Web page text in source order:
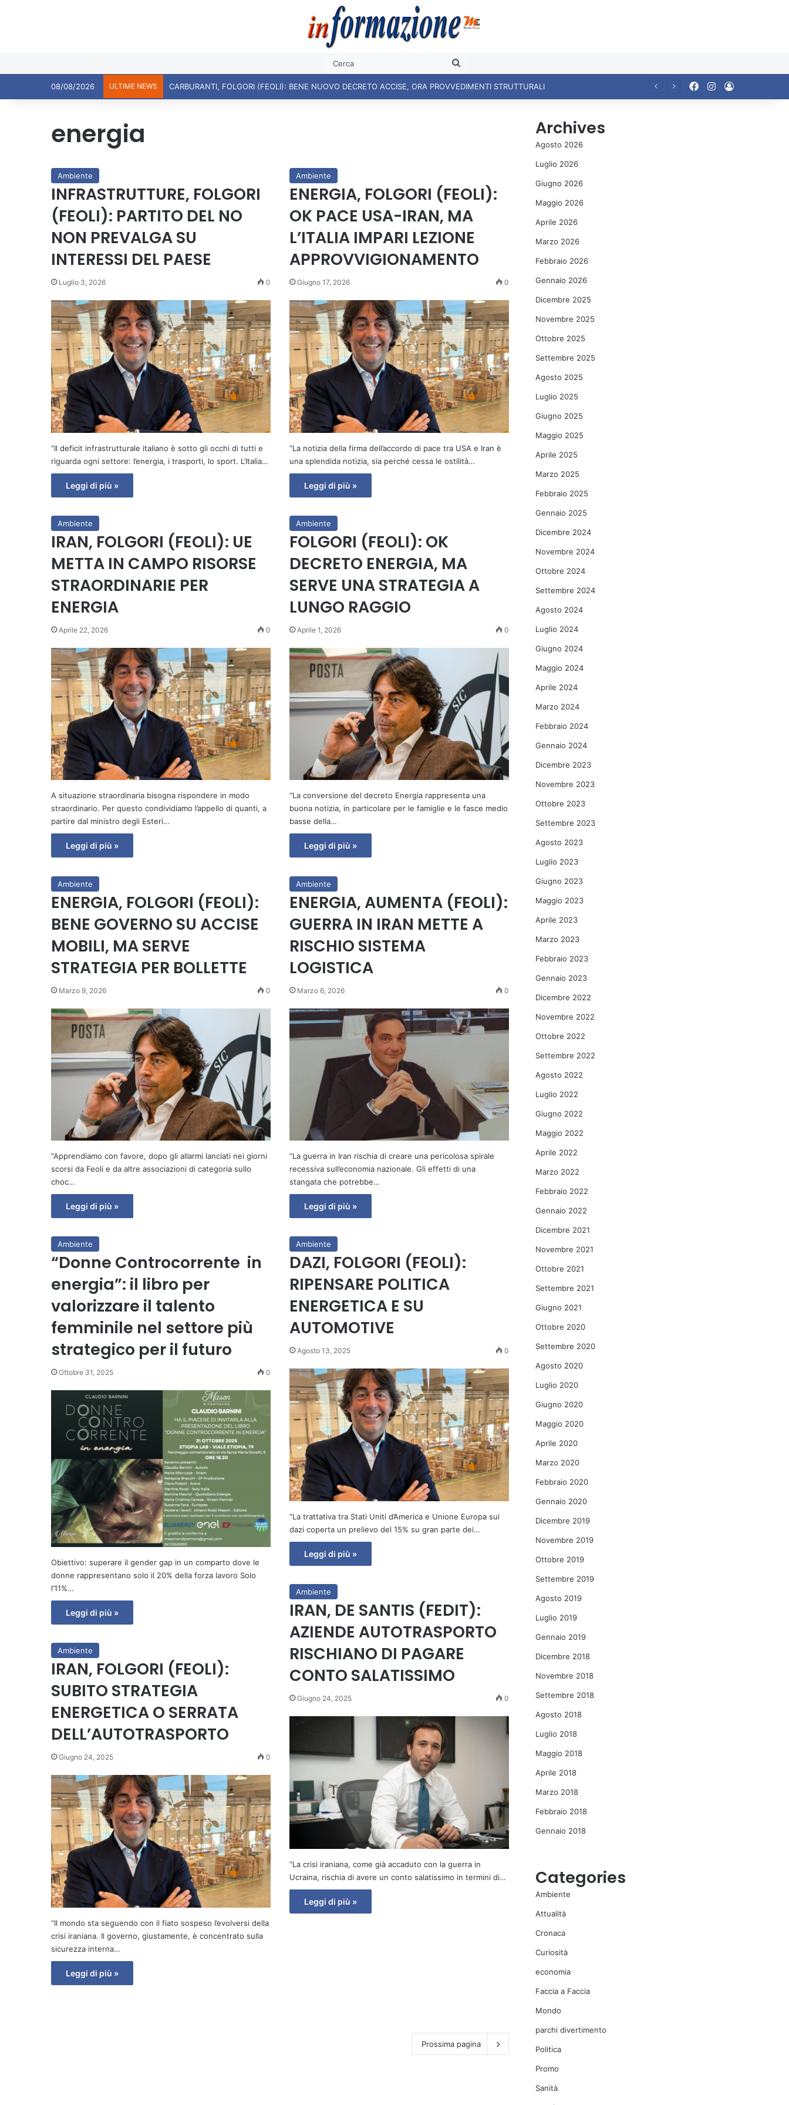
08/08/2026 ULTIME NEWS FacebookInstagram
energia
Ambiente
INFRASTRUTTURE, FOLGORI
(FEOLI): PARTITO DEL NO
NON PREVALGA SU
INTERESSI DEL PAESE
Luglio 3, 2026 0
“Il deficit infrastrutturale italiano è sotto gli occhi di tutti e
riguarda ogni settore: l’energia, i trasporti, lo sport. L’Italia…
Leggi di più »
Ambiente
ENERGIA, FOLGORI (FEOLI):
OK PACE USA-IRAN, MA
L’ITALIA IMPARI LEZIONE
APPROVVIGIONAMENTO
Giugno 17, 2026 0
“La notizia della firma dell’accordo di pace tra USA e Iran è
una splendida notizia, sia perché cessa le ostilità…
Leggi di più »
Ambiente
IRAN, FOLGORI (FEOLI): UE
METTA IN CAMPO RISORSE
STRAORDINARIE PER
ENERGIA
Aprile 22, 2026 0
A situazione straordinaria bisogna rispondere in modo
straordinario. Per questo condividiamo l’appello di quanti, a
partire dal ministro degli Esteri…
Leggi di più »
Ambiente
FOLGORI (FEOLI): OK
DECRETO ENERGIA, MA
SERVE UNA STRATEGIA A
LUNGO RAGGIO
Aprile 1, 2026 0
“La conversione del decreto Energia rappresenta una
buona notizia, in particolare per le famiglie e le fasce medio
basse della…
Leggi di più »
Ambiente
ENERGIA, FOLGORI (FEOLI):
BENE GOVERNO SU ACCISE
MOBILI, MA SERVE
STRATEGIA PER BOLLETTE
Marzo 9, 2026 0
“Apprendiamo con favore, dopo gli allarmi lanciati nei giorni
scorsi da Feoli e da altre associazioni di categoria sullo
choc…
Leggi di più »
Ambiente
ENERGIA, AUMENTA (FEOLI):
GUERRA IN IRAN METTE A
RISCHIO SISTEMA
LOGISTICA
Marzo 6, 2026 0
“La guerra in Iran rischia di creare una pericolosa spirale
recessiva sull’economia nazionale. Gli effetti di una
stangata che potrebbe…
Leggi di più »
Ambiente
“Donne Controcorrente in
energia”: il libro per
valorizzare il talento
femminile nel settore più
strategico per il futuro
Ottobre 31, 2025 0
Obiettivo: superare il gender gap in un comparto dove le
donne rappresentano solo il 20% della forza lavoro Solo
l’11%…
Leggi di più »
Ambiente
DAZI, FOLGORI (FEOLI):
RIPENSARE POLITICA
ENERGETICA E SU
AUTOMOTIVE
Agosto 13, 2025 0
“La trattativa tra Stati Uniti d’America e Unione Europa sui
dazi coperta un prelievo del 15% su gran parte dei…
Leggi di più »
Ambiente
IRAN, DE SANTIS (FEDIT):
AZIENDE AUTOTRASPORTO
RISCHIANO DI PAGARE
CONTO SALATISSIMO
Giugno 24, 2025 0
“La crisi iraniana, come già accaduto con la guerra in
Ucraina, rischia di avere un conto salatissimo in termini di…
Leggi di più »
Ambiente
IRAN, FOLGORI (FEOLI):
SUBITO STRATEGIA
ENERGETICA O SERRATA
DELL’AUTOTRASPORTO
Giugno 24, 2025 0
“Il mondo sta seguendo con il fiato sospeso l’evolversi della
crisi iraniana. Il governo, giustamente, è concentrato sulla
sicurezza interna…
Leggi di più »
Prossima pagina
Archives
Agosto 2026
Luglio 2026
Giugno 2026
Maggio 2026
Aprile 2026
Marzo 2026
Febbraio 2026
Gennaio 2026
Dicembre 2025
Novembre 2025
Ottobre 2025
Settembre 2025
Agosto 2025
Luglio 2025
Giugno 2025
Maggio 2025
Aprile 2025
Marzo 2025
Febbraio 2025
Gennaio 2025
Dicembre 2024
Novembre 2024
Ottobre 2024
Settembre 2024
Agosto 2024
Luglio 2024
Giugno 2024
Maggio 2024
Aprile 2024
Marzo 2024
Febbraio 2024
Gennaio 2024
Dicembre 2023
Novembre 2023
Ottobre 2023
Settembre 2023
Agosto 2023
Luglio 2023
Giugno 2023
Maggio 2023
Aprile 2023
Marzo 2023
Febbraio 2023
Gennaio 2023
Dicembre 2022
Novembre 2022
Ottobre 2022
Settembre 2022
Agosto 2022
Luglio 2022
Giugno 2022
Maggio 2022
Aprile 2022
Marzo 2022
Febbraio 2022
Gennaio 2022
Dicembre 2021
Novembre 2021
Ottobre 2021
Settembre 2021
Giugno 2021
Ottobre 2020
Settembre 2020
Agosto 2020
Luglio 2020
Giugno 2020
Maggio 2020
Aprile 2020
Marzo 2020
Febbraio 2020
Gennaio 2020
Dicembre 2019
Novembre 2019
Ottobre 2019
Settembre 2019
Agosto 2019
Luglio 2019
Gennaio 2019
Dicembre 2018
Novembre 2018
Settembre 2018
Agosto 2018
Luglio 2018
Maggio 2018
Aprile 2018
Marzo 2018
Febbraio 2018
Gennaio 2018
Categories
Ambiente
Attualità
Cronaca
Curiosità
economia
Faccia a Faccia
Mondo
parchi divertimento
Politica
Promo
Sanità